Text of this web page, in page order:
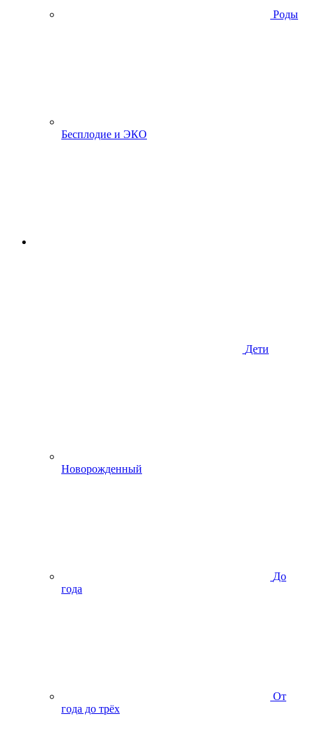
Роды
Бесплодие и ЭКО
Дети
Новорожденный
До
года
От
года до трёх